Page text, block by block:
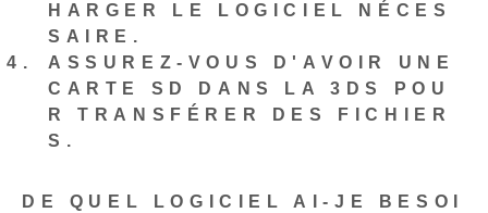
HARGER LE LOGICIEL NÉCES
SAIRE.
ASSUREZ-VOUS D'AVOIR UNE
CARTE SD DANS LA 3DS POU
R TRANSFÉRER DES FICHIER
S.
DE QUEL LOGICIEL AI-JE BESOI